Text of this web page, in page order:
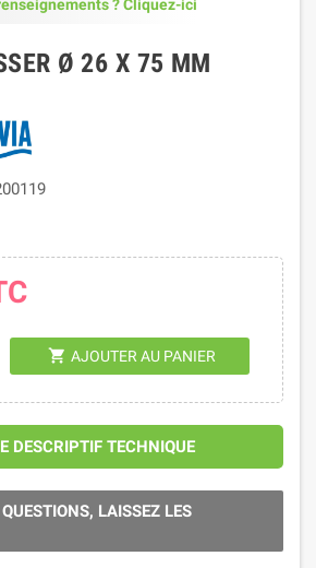
Demande de renseignements ? Cliquez-ici
Ø 26 X 75 MM
shopping_cart AJOUTER AU PANIER
DESCRIPTIF TECHNIQUE
LAISSEZ LES